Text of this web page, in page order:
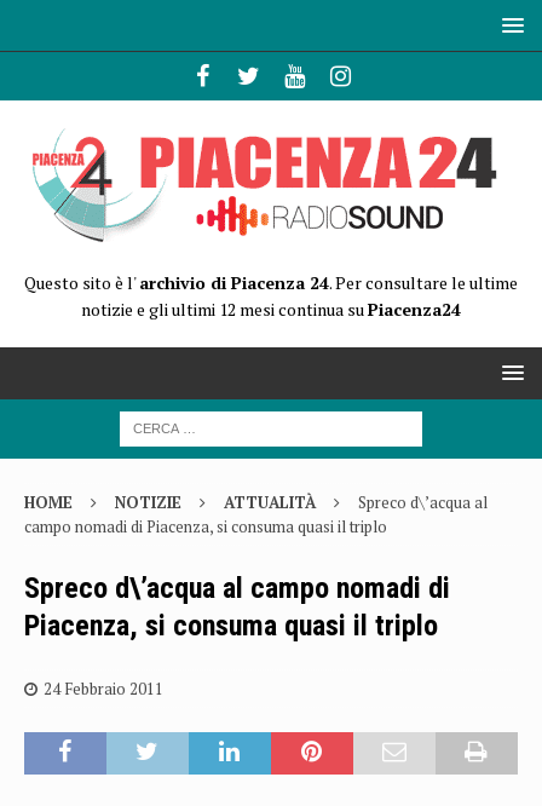
Questo sito è l'archivio di Piacenza 24. Per consultare le ultime
notizie e gli ultimi 12 mesi continua suPiacenza24
HOME NOTIZIE ATTUALITÀ
Spreco d\’acqua al
campo nomadi di Piacenza, si consuma quasi il triplo
Spreco d\’acqua al campo nomadi di
Piacenza, si consuma quasi il triplo
24 Febbraio 2011